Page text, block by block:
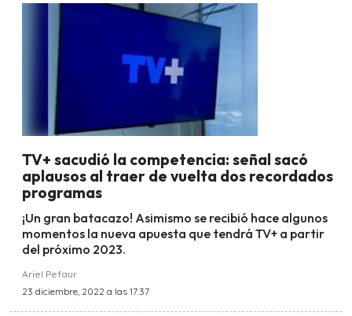
TV+ sacudió la competencia: señal sacó
aplausos al traer de vuelta dos recordados
programas
¡Un gran batacazo! Asimismo se recibió hace algunos
momentos la nueva apuesta que tendrá TV+ a partir
del próximo 2023.
Ariel Pefaur
23 diciembre, 2022 a las 17:37